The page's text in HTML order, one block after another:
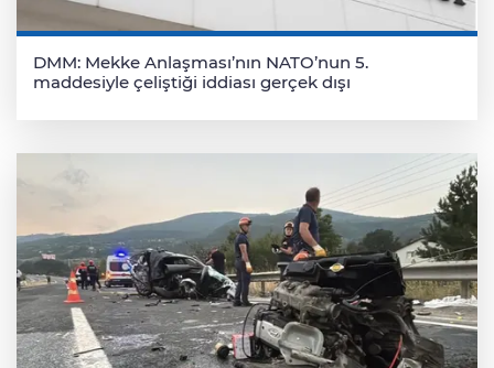
DMM: Mekke Anlaşması’nın NATO’nun 5.
maddesiyle çeliştiği iddiası gerçek dışı